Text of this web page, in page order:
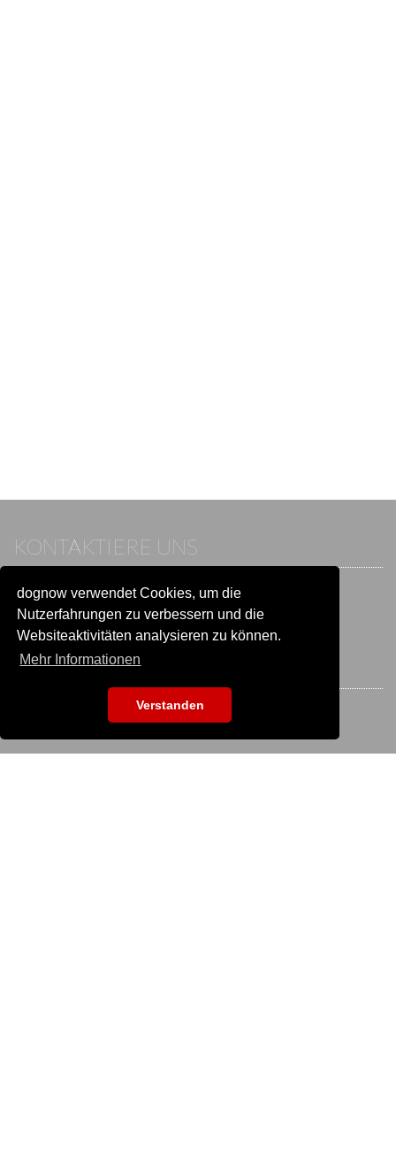
dognow verwendet Cookies, um die
Nutzerfahrungen zu verbessern und die
Websiteaktivitäten analysieren zu können.
Mehr Informationen
Verstanden
KONTAKTIERE UNS
Wenn du bereits einen Account hast, melde dich bitte an.
Sonst besuche unser Hilfe- und Kontaktcenter:
Zu
Hilfe und Kontaktwechseln
BLEIB IN VERBINDUNG